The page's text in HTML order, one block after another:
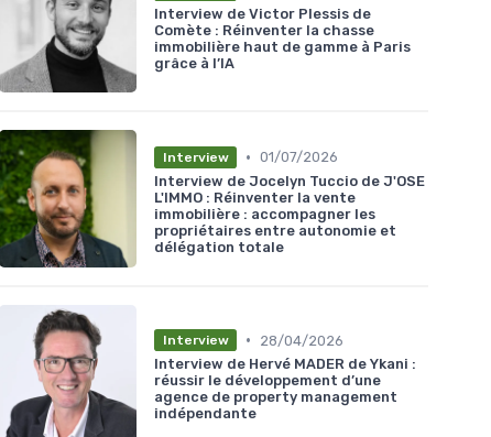
Interview de Victor Plessis de
Comète : Réinventer la chasse
immobilière haut de gamme à Paris
grâce à l’IA
Interview • 01/07/2026
Interview de Jocelyn Tuccio de J'OSE
L'IMMO : Réinventer la vente
immobilière : accompagner les
propriétaires entre autonomie et
délégation totale
Interview •
28/04/2026
Interview de Hervé MADER de Ykani :
réussir le développement d’une
agence de property management
indépendante